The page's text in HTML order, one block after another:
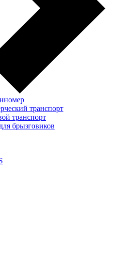
транспорт
транспорт
брызговиков